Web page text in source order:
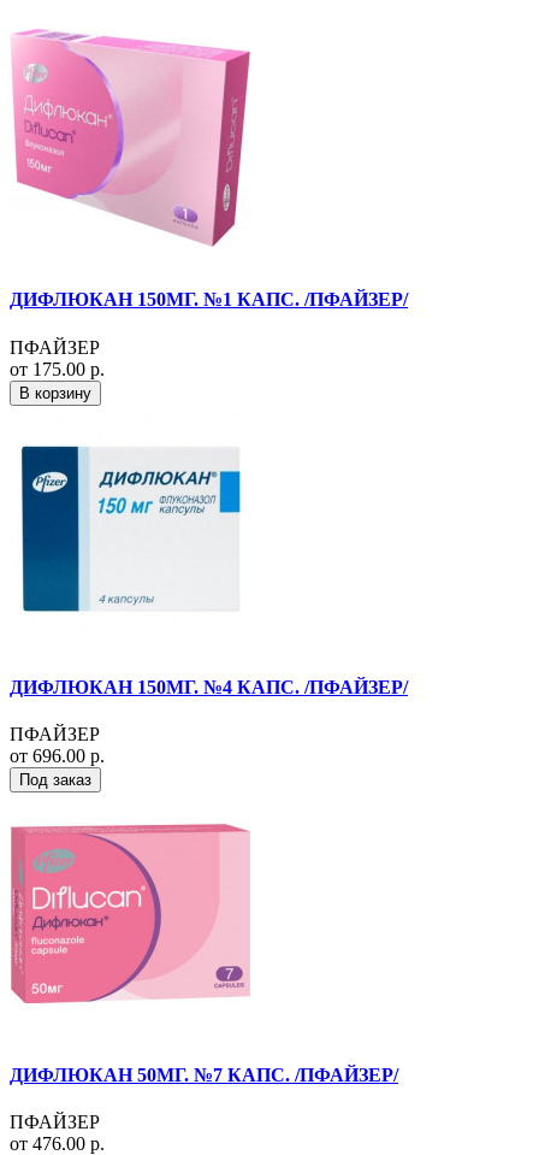
ДИФЛЮКАН 150МГ. №1 КАПС. /ПФАЙЗЕР/
ПФАЙЗЕР
от 175.00 р.
В корзину
ДИФЛЮКАН 150МГ. №4 КАПС. /ПФАЙЗЕР/
ПФАЙЗЕР
от 696.00 р.
Под заказ
ДИФЛЮКАН 50МГ. №7 КАПС. /ПФАЙЗЕР/
ПФАЙЗЕР
от 476.00 р.